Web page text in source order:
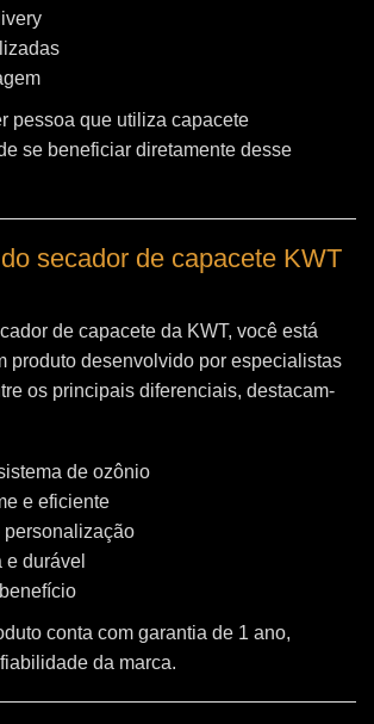
pessoa que utiliza capacete
se beneficiar diretamente desse
secador de capacete KWT
de capacete da KWT, você está
produto desenvolvido por especialistas
os principais diferenciais, destacam-
de ozônio
e eficiente
e durável
conta com garantia de 1 ano,
da marca.